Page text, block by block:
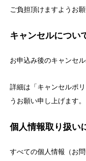
ご負担頂けますようお
キャンセルについ
お申込み後のキャンセ
詳細は「キャンセルポ
うお願い申し上げます。
個人情報取り扱い
すべての個人情報（お